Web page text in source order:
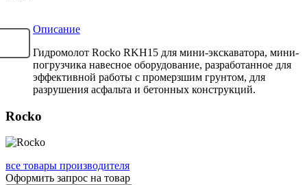
Описание
Гидромолот Rocko RKH15 для мини-экскаватора, мини-
погрузчика навесное оборудование, разработанное для
эффективной работы с промерзшим грунтом, для
разрушения асфальта и бетонных конструкций.
Rocko
все товары производителя
Оформить запрос на товар